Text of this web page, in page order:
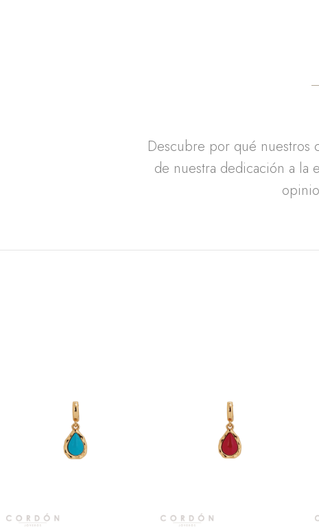
Descubre por qué nuestros
de nuestra dedicación a la